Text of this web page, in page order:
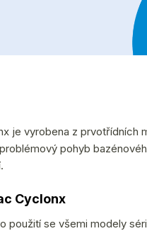
je vyrobena z prvotřídních
pohyb
Cyclonx
použití se všemi modely